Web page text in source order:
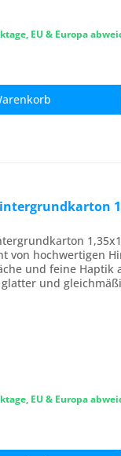
EU & Europa
von hochwertigen
und feine Haptik
und
EU & Europa